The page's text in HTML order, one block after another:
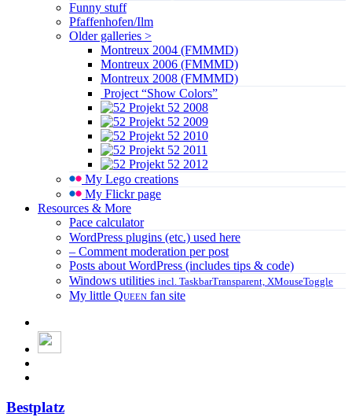
Funny stuff
Pfaffenhofen/Ilm
Older galleries >
Montreux 2004 (FMMMD)
Montreux 2006 (FMMMD)
Montreux 2008 (FMMMD)
Project “Show Colors”
Projekt 52 2008
Projekt 52 2009
Projekt 52 2010
Projekt 52 2011
Projekt 52 2012
My Lego creations
My Flickr page
Resources & More
Pace calculator
WordPress plugins (etc.) used here
– Comment moderation per post
Posts about WordPress (includes tips & code)
Windows utilities incl. TaskbarTransparent, XMouseToggle
My little Queen fan site
Bestplatz